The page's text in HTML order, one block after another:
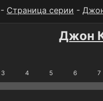
- Страница серии -
Джон
3 4 5 6 7